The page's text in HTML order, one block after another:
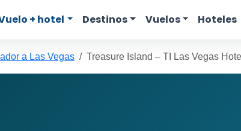
+ hotel Destinos Vuelos Hoteles
a Las Vegas Treasure Island – TI Las Vegas Hotel